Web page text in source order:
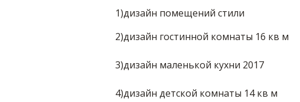
1)дизайн помещений стили
2)дизайн гостинной комнаты 16 кв м
3)дизайн маленькой кухни 2017
4)дизайн детской комнаты 14 кв м